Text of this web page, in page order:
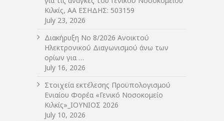
Κιλκίς, ΑΑ ΕΣΗΔΗΣ: 503159
July 23, 2026
Διακήρυξη Νο 8/2026 Ανοικτού
Ηλεκτρονικού Διαγωνισμού άνω των
ορίων για …
July 16, 2026
Στοιχεία εκτέλεσης Προϋπολογισμού
Ενιαίου Φορέα «Γενικό Νοσοκομείο
Κιλκίς»_ΙΟΥΝΙΟΣ 2026
July 10, 2026